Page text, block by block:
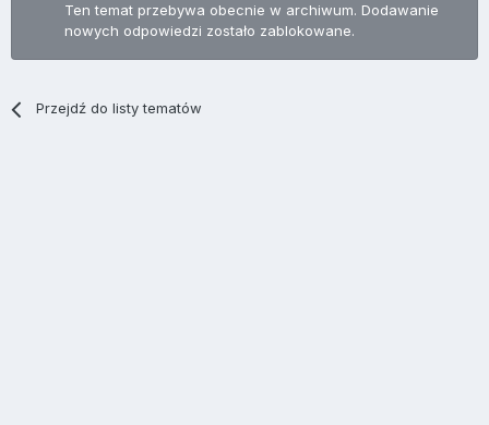
Ten temat przebywa obecnie w archiwum. Dodawanie
nowych odpowiedzi zostało zablokowane.
Przejdź do listy tematów